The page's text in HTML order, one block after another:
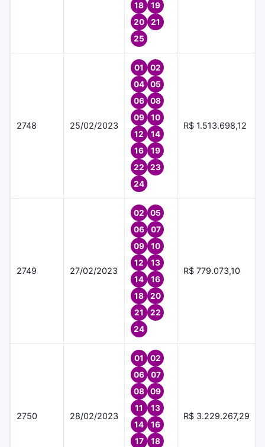
18
19
20
21
25
2748 25/02/2023
01
02
04
05
06
08
09
10
12
14
16
19
22
23
24
R$ 1.513.698,12
2749 27/02/2023
02
05
06
07
09
10
12
13
14
16
18
20
21
22
24
R$ 779.073,10
2750 28/02/2023
01
02
06
07
08
09
11
13
14
16
17
18
R$ 3.229.267,29